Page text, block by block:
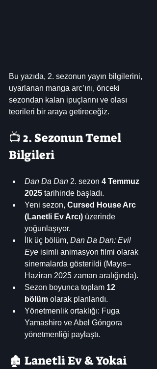
Bu yazıda, 2. sezonun yayın bilgilerini,
uyarlanan manga arc’ını, önceki
sezondan kalan ipuçlarını ve olası
teorileri bir araya getireceğiz.
📺 2. Sezonun Temel
Bilgileri
Dan Da Dan 2. sezon 4 Temmuz
2025 tarihinde başladı.
Yeni sezon, Cursed House Arc
(Lanetli Ev Arcı) üzerinde
yoğunlaşıyor.
İlk üç bölüm, Dan Da Dan: Evil
Eye isimli animasyon filmi olarak
sinemalarda gösterildi (Mayıs–
Haziran 2025 zaman aralığında).
Sezon boyunca toplam 12
bölüm olarak planlandı.
Yönetmenlik ortaklığı: Fuga
Yamashiro ve Abel Góngora
yönetmenliği paylaştı.
🏚️ Lanetli Ev & Yokai